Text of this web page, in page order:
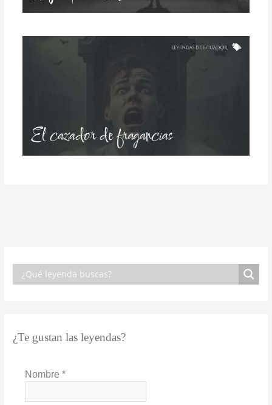
¿Te gustan las leyendas?
Nombre*